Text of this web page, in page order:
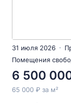
31 июля 2026
Помещения
6 500
65 000 ₽ за м²